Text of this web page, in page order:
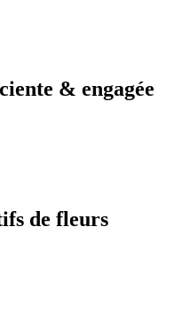
& engagée
de fleurs